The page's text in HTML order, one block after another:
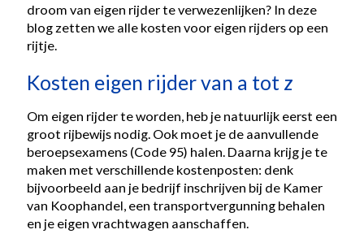
droom van eigen rijder te verwezenlijken? In deze
blog zetten we alle kosten voor eigen rijders op een
rijtje.
Kosten eigen rijder van a tot z
Om eigen rijder te worden, heb je natuurlijk eerst een
groot rijbewijs nodig. Ook moet je de aanvullende
beroepsexamens (Code 95) halen. Daarna krijg je te
maken met verschillende kostenposten: denk
bijvoorbeeld aan je bedrijf inschrijven bij de Kamer
van Koophandel, een transportvergunning behalen
en je eigen vrachtwagen aanschaffen.